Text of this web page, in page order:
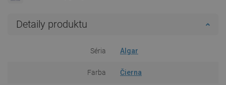
Detaily produktu
Séria Algar
Farba Čierna